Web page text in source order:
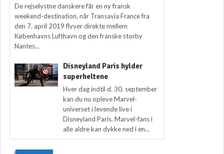
De rejselystne danskere får en ny fransk
weekend-destination, når Transavia France fra
den 7. april 2019 flyver direkte mellem
Københavns Lufthavn og den franske storby
Nantes...
Disneyland Paris hylder
superheltene
Hver dag indtil d. 30. september
kan du nu opleve Marvel-
universet i levende live i
Disneyland Paris. Marvel-fans i
alle aldre kan dykke ned i en...